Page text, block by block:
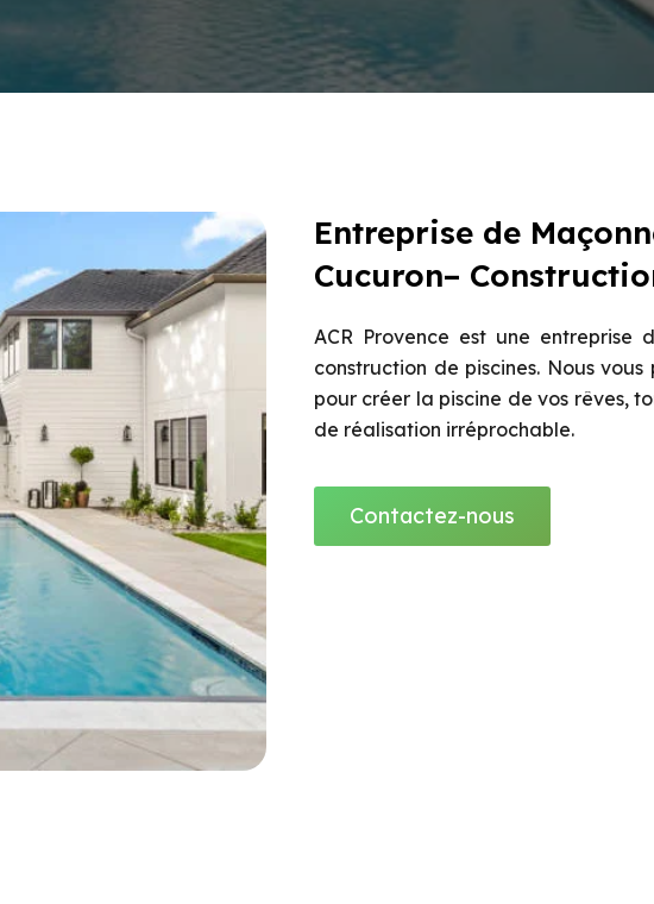
Entreprise de
Cucuron–
ACR Provence est une entreprise
construction de piscines. Nous
pour créer la piscine de vos rêves,
de réalisation irréprochable.
Contactez-nous